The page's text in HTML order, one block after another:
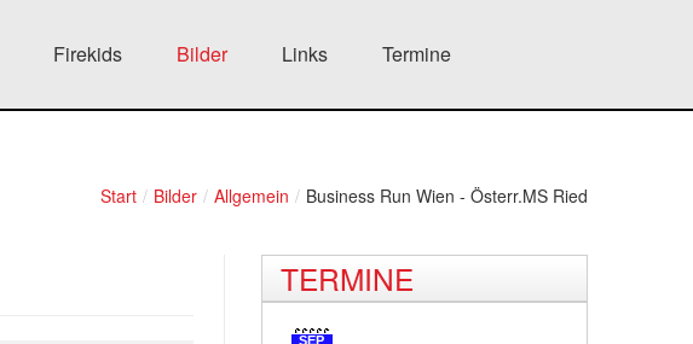
Firekids Bilder Links Termine
Start / Bilder / Allgemein / Business Run Wien - Österr.MS Ried
TERMINE
SEP